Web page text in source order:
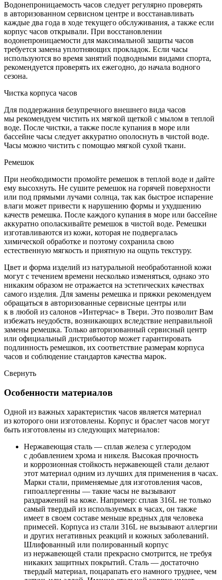
Водонепроницаемость часов следует регулярно проверять
в авторизованном сервисном центре и восстанавливать
каждые два года в ходе текущего обслуживания, а также если
корпус часов открывали. При восстановлении
водонепроницаемости для максимальной защиты часов
требуется замена уплотняющих прокладок. Если часы
используются во время занятий подводными видами спорта,
рекомендуется проверять их ежегодно, до начала водного
сезона.
Чистка корпуса часов
Для поддержания безупречного внешнего вида часов
мы рекомендуем чистить их мягкой щеткой с мылом в теплой
воде. После чистки, а также после купания в море или
бассейне часы следует аккуратно ополоснуть в чистой воде.
Часы можно чистить с помощью мягкой сухой ткани.
Ремешок
При необходимости промойте ремешок в теплой воде и дайте
ему высохнуть. Не сушите ремешок на горячей поверхности
или под прямыми лучами солнца, так как быстрое испарение
влаги может привести к нарушению формы и ухудшению
качеств ремешка. После каждого купания в море или бассейне
аккуратно ополаскивайте ремешок в чистой воде. Ремешки
изготавливаются из кожи, которая не подвергалась
химической обработке и поэтому сохранила свою
естественную мягкость и приятную на ощупь текстуру.
Цвет и форма изделий из натуральной необработанной кожи
могут с течением времени несколько изменяться, однако это
никаким образом не отражается на эстетических качествах
самого изделия. Для замены ремешка и пряжки рекомендуем
обращаться в авторизованные сервисные центры или
к в любой из салонов «Интерчас» в Твери. Это позволит Вам
избежать неудобств, возникающих вследствие неправильной
замены ремешка. Только авторизованный сервисный центр
или официальный дистрибьютор может гарантировать
подлинность ремешков, их соответствие размерам корпуса
часов и соблюдение стандартов качества марок.
Свернуть
Особенности материалов
Одной из важных характеристик часов является материал
из которого они изготовлены. Корпус и браслет часов могут
быть изготовлены из следующих материалов:
Нержавеющая сталь — сплав железа с углеродом
с добавлением хрома и никеля. Высокая прочность
и коррозионная стойкость нержавеющей стали делают
этот материал одним из лучших для применения в часах.
Марки стали, применяемые для изготовления часов,
гипоаллергенны — такие часы не вызывают
раздражений на коже. Например: сплав 316L не только
самый твердый из используемых в часах, он также
имеет в своем составе меньше вредных для человека
примесей. Корпуса из стали 316L не вызывают аллергии
и других негативных реакций и кожных заболеваний.
Шлифованный или полированный корпус
из нержавеющей стали прекрасно смотрится, не требуя
никаких защитных покрытий. Сталь — достаточно
твердый материал, поцарапать его намного труднее, чем